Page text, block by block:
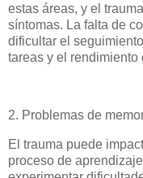
estas áreas, y el
síntomas. La falta de
dificultar el
tareas y el rendimiento
2. Problemas de
El trauma puede
proceso de